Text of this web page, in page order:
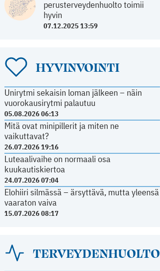
perusterveydenhuolto toimii
hyvin
07.12.2025 13:59
HYVINVOINTI
Unirytmi sekaisin loman jälkeen – näin
vuorokausirytmi palautuu
05.08.2026 06:13
Mitä ovat minipillerit ja miten ne
vaikuttavat?
26.07.2026 19:16
Luteaalivaihe on normaali osa
kuukautiskiertoa
24.07.2026 07:04
Elohiiri silmässä – ärsyttävä, mutta yleensä
vaaraton vaiva
15.07.2026 08:17
TERVEYDENHUOLTO